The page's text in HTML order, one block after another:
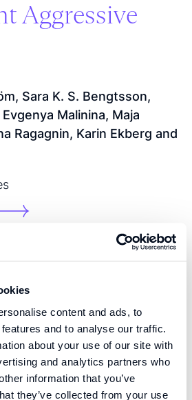
content and ads, to
and to analyse our traffic.
about your use of our site with
and analytics partners who
information that you’ve
they’ve collected from your use
Aggressive
Sara K. S. Bengtsson,
Malinina, Maja
Ragagnin, Karin Ekberg and